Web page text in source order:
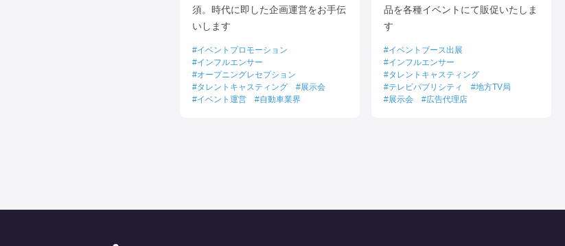
須。時代に即した企画運営をお手伝
いします
イベントプロモーション
インフルエンサー
オープニングレセプション
タレントキャスティング
展示会
イベント運営
自動車業界
品を各種イベントにて販促いたしま
す
イベントブース出展
インフルエンサー
タレントキャスティング
テレビパブリシティ
地方TV局
展示会
広告代理店